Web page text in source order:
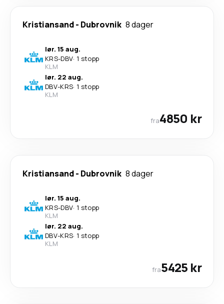
Kristiansand- Dubrovnik 8 dager
lør. 15 aug.
KRS-DBV· 1 stopp
KLM
lør. 22 aug.
DBV-KRS· 1 stopp
KLM
fra4850 kr
Kristiansand- Dubrovnik 8 dager
lør. 15 aug.
KRS-DBV· 1 stopp
KLM
lør. 22 aug.
DBV-KRS· 1 stopp
KLM
fra5425 kr